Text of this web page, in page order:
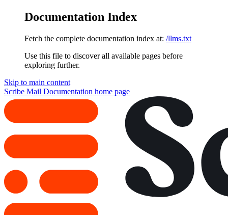
Documentation Index
Fetch the complete documentation index at: /llms.txt
Use this file to discover all available pages before
exploring further.
Skip to main content
Scribe Mail Documentation home page